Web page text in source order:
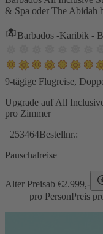
& Spa oder The Abidah
Barbados -Karibik -
9-tägige Flugreise,
Upgrade auf All
pro Zimmer
253464Bestellnr.:
Pauschalreise
Alter Preisab €2.999,-
pro PersonPreis